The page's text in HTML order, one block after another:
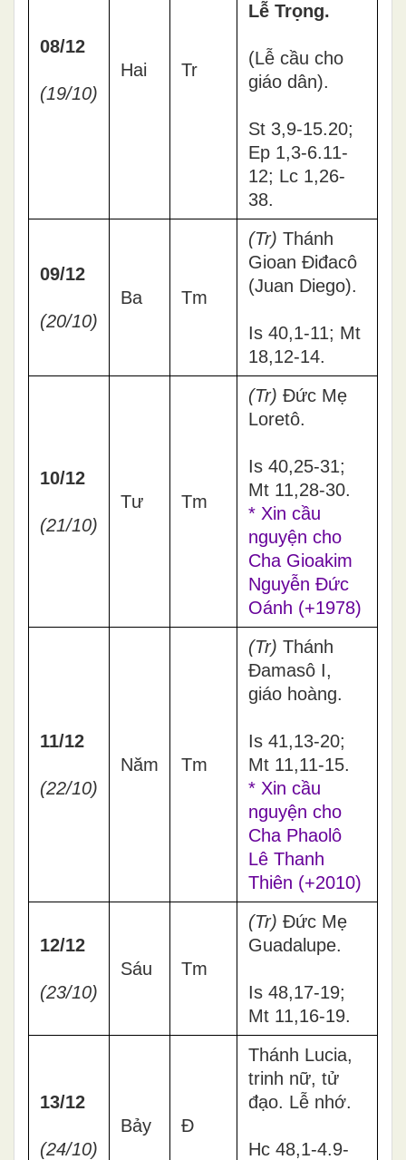
08/12
(19/10)
Hai Tr
Lễ Trọng.
(Lễ cầu cho
giáo dân).
St 3,9-15.20;
Ep 1,3-6.11-
12; Lc 1,26-
38.
09/12
(20/10)
Ba Tm
(Tr) Thánh
Gioan Điđacô
(Juan Diego).
Is 40,1-11; Mt
18,12-14.
10/12
(21/10)
Tư Tm
(Tr) Đức Mẹ
Loretô.
Is 40,25-31;
Mt 11,28-30.
* Xin cầu
nguyện cho
Cha Gioakim
Nguyễn Đức
Oánh (+1978)
11/12
(22/10)
Năm Tm
(Tr) Thánh
Đamasô I,
giáo hoàng.
Is 41,13-20;
Mt 11,11-15.
* Xin cầu
nguyện cho
Cha Phaolô
Lê Thanh
Thiên (+2010)
12/12
(23/10)
Sáu Tm
(Tr) Đức Mẹ
Guadalupe.
Is 48,17-19;
Mt 11,16-19.
13/12
(24/10)
Bảy Đ
Thánh Lucia,
trinh nữ, tử
đạo. Lễ nhớ.
Hc 48,1-4.9-